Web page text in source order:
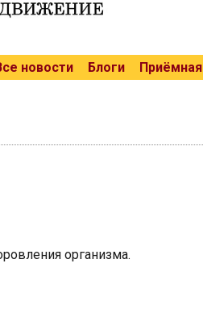
новости Блоги Приёмная
организма.